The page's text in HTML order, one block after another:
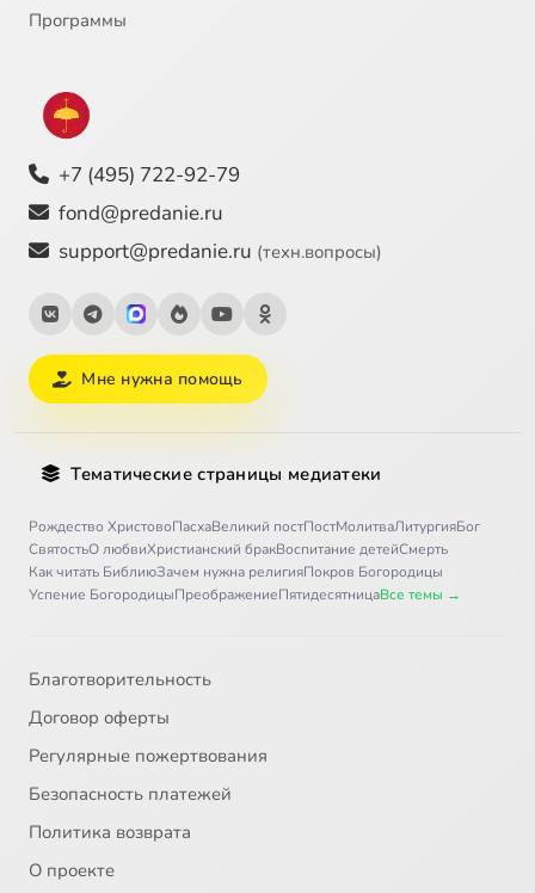
Программы
+7 (495) 722-92-79
fond@predanie.ru
support@predanie.ru (техн.вопросы)
Мне нужна помощь
Тематические страницы медиатеки
Рождество ХристовоПасхаВеликий постПостМолитваЛитургияБог
СвятостьО любвиХристианский бракВоспитание детейСмерть
Как читать БиблиюЗачем нужна религияПокров Богородицы
Успение БогородицыПреображениеПятидесятницаВсе темы →
Благотворительность
Договор оферты
Регулярные пожертвования
Безопасность платежей
Политика возврата
О проекте